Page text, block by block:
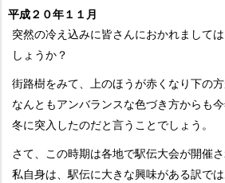
平成２０年１１月
突然の冷え込みに皆さんにおかれまして
しょうか？
街路樹をみて、上のほうが赤くなり下の
なんともアンバランスな色づき方からも今
冬に突入したのだと言うことでしょう。
さて、この時期は各地で駅伝大会が開催さ
私自身は、駅伝に大きな興味がある訳では